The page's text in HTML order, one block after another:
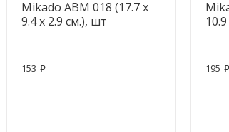
Mikado ABM 018 (17.7 x
9.4 x 2.9 см.), шт
153 p 195 p